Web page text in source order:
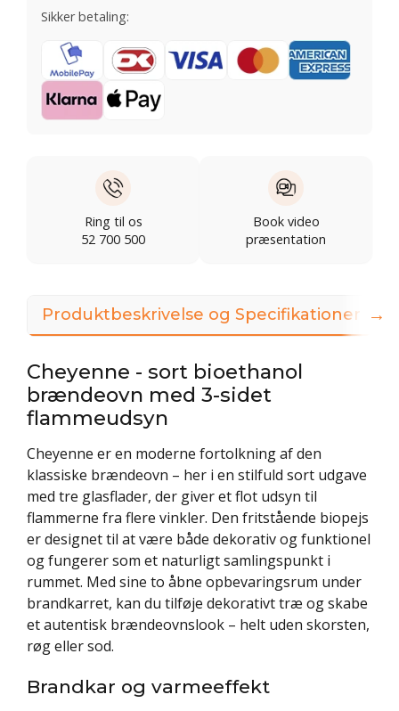
Sikker betaling:
Ring til os
52 700 500
Book video
præsentation
Produktbeskrivelse og Specifikationer
Cheyenne - sort bioethanol
brændeovn med 3-sidet
flammeudsyn
Cheyenne er en moderne fortolkning af den
klassiske brændeovn – her i en stilfuld sort udgave
med tre glasflader, der giver et flot udsyn til
flammerne fra flere vinkler. Den fritstående biopejs
er designet til at være både dekorativ og funktionel
og fungerer som et naturligt samlingspunkt i
rummet. Med sine to åbne opbevaringsrum under
brandkarret, kan du tilføje dekorativt træ og skabe
et autentisk brændeovnslook – helt uden skorsten,
røg eller sod.
Brandkar og varmeeffekt
→